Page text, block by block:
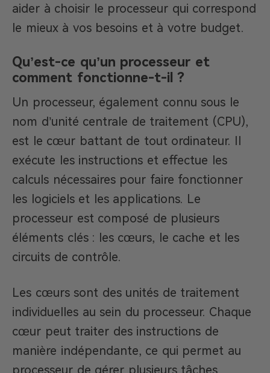
aider à choisir le processeur qui correspond
le mieux à vos besoins et à votre budget.
Qu’est-ce qu’un processeur et
comment fonctionne-t-il ?
Un processeur, également connu sous le
nom d’unité centrale de traitement (CPU),
est le cœur battant de tout ordinateur. Il
exécute les instructions et effectue les
calculs nécessaires pour faire fonctionner
les logiciels et les applications. Le
processeur est composé de plusieurs
éléments clés : les cœurs, le cache et les
circuits de contrôle.
Les cœurs sont des unités de traitement
individuelles au sein du processeur. Chaque
cœur peut traiter des instructions de
manière indépendante, ce qui permet au